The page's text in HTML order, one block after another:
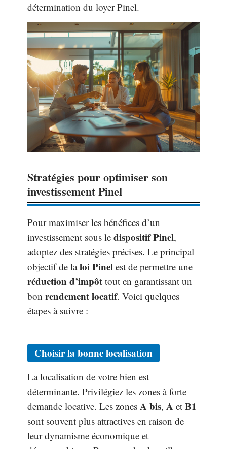
détermination du loyer Pinel.
Stratégies pour optimiser son
investissement Pinel
Pour maximiser les bénéfices d’un
investissement sous le dispositif Pinel,
adoptez des stratégies précises. Le principal
objectif de laloi Pinel est de permettre une
réduction d’impôt tout en garantissant un
bon rendement locatif. Voici quelques
étapes à suivre :
Choisir la bonne localisation
La localisation de votre bien est
déterminante. Privilégiez les zones à forte
demande locative. Les zones A bis, A et B1
sont souvent plus attractives en raison de
leur dynamisme économique et